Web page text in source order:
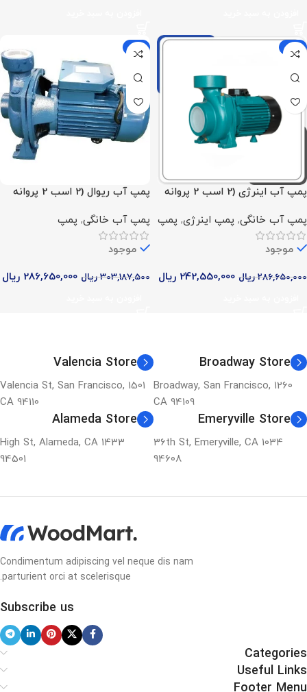
-15%
پمپ آب اینرژی (2 اسب 2 پروانه
پمپ آب خانگی, پمپ اینرژی, پمپ
موجود
286,650,000 ریال 242,550,000 ریال
-5%
پمپ آب ریوال (2 اسب 2 پروانه
پمپ آب خانگی, پمپ
موجود
303,187,500 ریال 286,650,000 ریال
Broadway Store
1260 Broadway, San Francisco,
CA 94109
Valencia Store
1501 Valencia St, San Francisco,
CA 94110
Emeryville Store
1034 36th St, Emeryville, CA
94608
Alameda Store
1433 High St, Alameda, CA
94501
Condimentum adipiscing vel neque dis nam
parturient orci at scelerisque.
Subscribe us
Categories
Useful Links
Footer Menu